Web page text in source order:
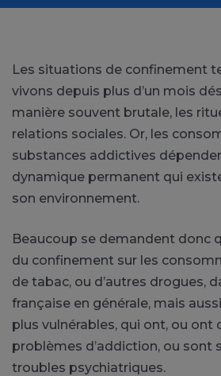
Les situations de confinement
vivons depuis plus d’un mois
manière souvent brutale, les
relations sociales. Or, les
substances addictives
dynamique permanent qui
son environnement.
Beaucoup se demandent donc
du confinement sur les
de tabac, ou d’autres drogues,
française en générale, mais
plus vulnérables, qui ont, ou ont
problèmes d’addiction, ou sont
troubles psychiatriques.